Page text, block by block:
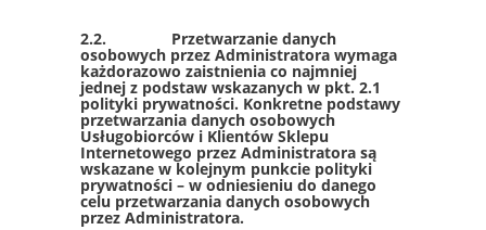
2.2. Przetwarzanie danych
osobowych przez Administratora wymaga
każdorazowo zaistnienia co najmniej
jednej z podstaw wskazanych w pkt. 2.1
polityki prywatności. Konkretne podstawy
przetwarzania danych osobowych
Usługobiorców i Klientów Sklepu
Internetowego przez Administratora są
wskazane w kolejnym punkcie polityki
prywatności – w odniesieniu do danego
celu przetwarzania danych osobowych
przez Administratora.